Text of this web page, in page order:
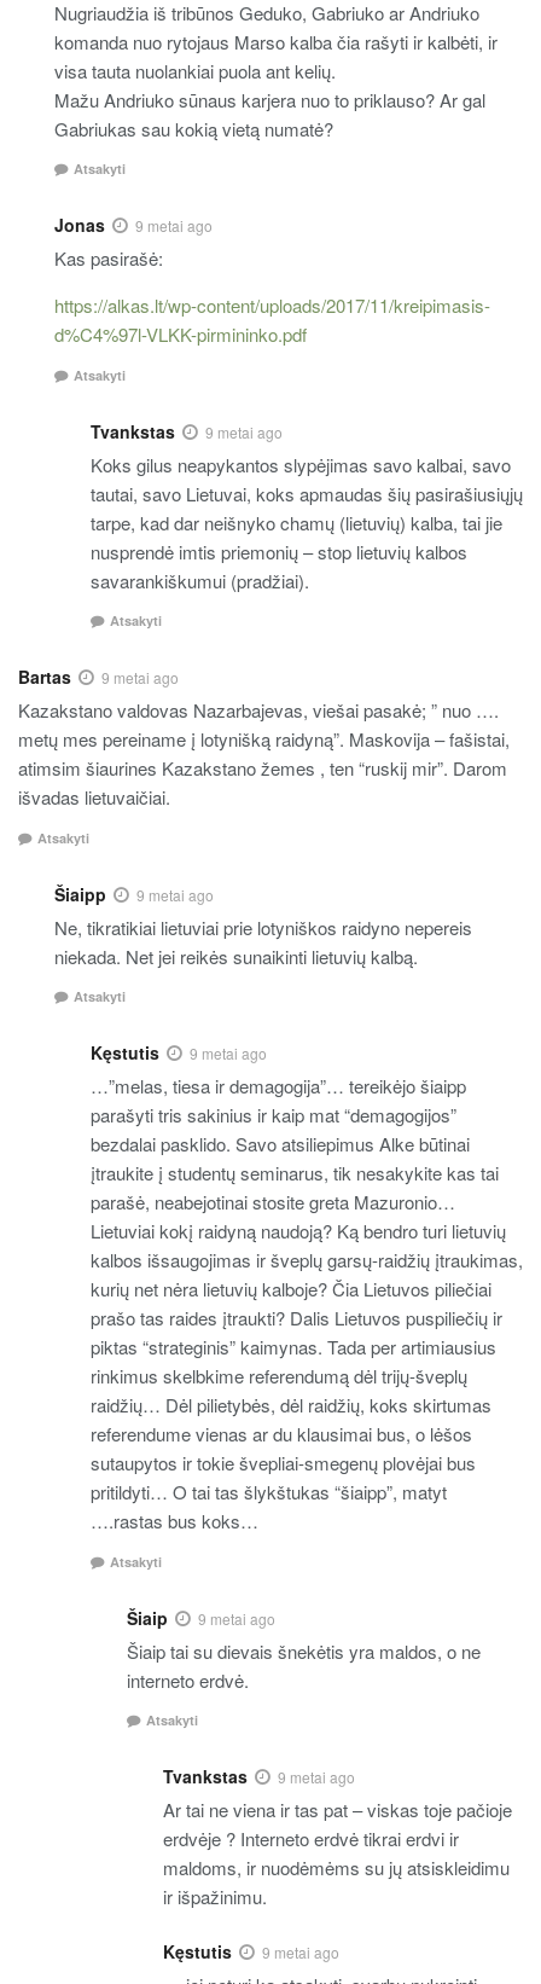
Nugriaudžia iš tribūnos Geduko, Gabriuko ar Andriuko
komanda nuo rytojaus Marso kalba čia rašyti ir kalbėti, ir
visa tauta nuolankiai puola ant kelių.
Mažu Andriuko sūnaus karjera nuo to priklauso? Ar gal
Gabriukas sau kokią vietą numatė?
Atsakyti
Jonas 9 metai ago
Kas pasirašė:
https://alkas.lt/wp-content/uploads/2017/11/kreipimasis-
d%C4%97l-VLKK-pirmininko.pdf
Atsakyti
Tvankstas 9 metai ago
Koks gilus neapykantos slypėjimas savo kalbai, savo
tautai, savo Lietuvai, koks apmaudas šių pasirašiusiųjų
tarpe, kad dar neišnyko chamų (lietuvių) kalba, tai jie
nusprendė imtis priemonių – stop lietuvių kalbos
savarankiškumui (pradžiai).
Atsakyti
Bartas 9 metai ago
Kazakstano valdovas Nazarbajevas, viešai pasakė; ” nuo ….
metų mes pereiname į lotynišką raidyną”. Maskovija – fašistai,
atimsim šiaurines Kazakstano žemes , ten “ruskij mir”. Darom
išvadas lietuvaičiai.
Atsakyti
Šiaipp 9 metai ago
Ne, tikratikiai lietuviai prie lotyniškos raidyno nepereis
niekada. Net jei reikės sunaikinti lietuvių kalbą.
Atsakyti
Kęstutis 9 metai ago
…”melas, tiesa ir demagogija”… tereikėjo šiaipp
parašyti tris sakinius ir kaip mat “demagogijos”
bezdalai pasklido. Savo atsiliepimus Alke būtinai
įtraukite į studentų seminarus, tik nesakykite kas tai
parašė, neabejotinai stosite greta Mazuronio…
Lietuviai kokį raidyną naudoją? Ką bendro turi lietuvių
kalbos išsaugojimas ir šveplų garsų-raidžių įtraukimas,
kurių net nėra lietuvių kalboje? Čia Lietuvos piliečiai
prašo tas raides įtraukti? Dalis Lietuvos puspiliečių ir
piktas “strateginis” kaimynas. Tada per artimiausius
rinkimus skelbkime referendumą dėl trijų-šveplų
raidžių… Dėl pilietybės, dėl raidžių, koks skirtumas
referendume vienas ar du klausimai bus, o lėšos
sutaupytos ir tokie švepliai-smegenų plovėjai bus
pritildyti… O tai tas šlykštukas “šiaipp”, matyt
….rastas bus koks…
Atsakyti
Šiaip 9 metai ago
Šiaip tai su dievais šnekėtis yra maldos, o ne
interneto erdvė.
Atsakyti
Tvankstas 9 metai ago
Ar tai ne viena ir tas pat – viskas toje pačioje
erdvėje ? Interneto erdvė tikrai erdvi ir
maldoms, ir nuodėmėms su jų atsiskleidimu
ir išpažinimu.
Kęstutis 9 metai ago